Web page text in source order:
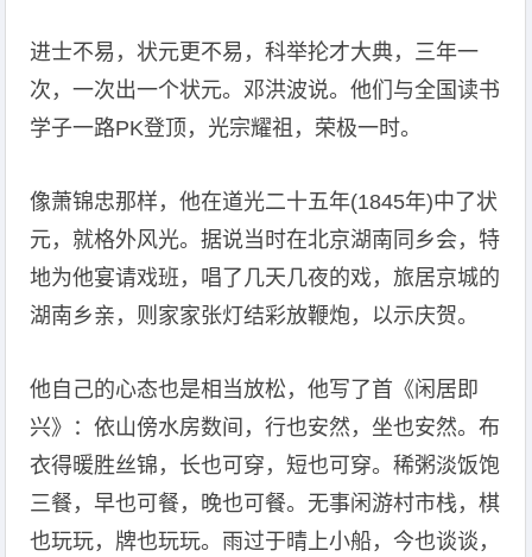
进士不易，状元更不易，科举抡才大典，三年一
次，一次出一个状元。邓洪波说。他们与全国读书
学子一路PK登顶，光宗耀祖，荣极一时。
像萧锦忠那样，他在道光二十五年(1845年)中了状
元，就格外风光。据说当时在北京湖南同乡会，特
地为他宴请戏班，唱了几天几夜的戏，旅居京城的
湖南乡亲，则家家张灯结彩放鞭炮，以示庆贺。
他自己的心态也是相当放松，他写了首《闲居即
兴》：依山傍水房数间，行也安然，坐也安然。布
衣得暖胜丝锦，长也可穿，短也可穿。稀粥淡饭饱
三餐，早也可餐，晚也可餐。无事闲游村市栈，棋
也玩玩，牌也玩玩。雨过于晴上小船，今也谈谈，